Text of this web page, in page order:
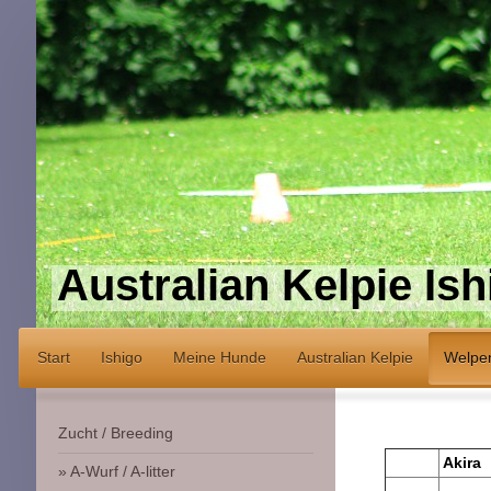
Australian Kelpie
Start Ishigo Meine Hunde Australian Kelpie
Akira
Zucht / Breeding
A-Wurf / A-litter